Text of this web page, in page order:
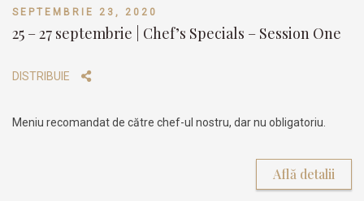
SEPTEMBRIE 23, 2020
25 – 27 septembrie | Chef’s Specials – Session One
DISTRIBUIE
Meniu recomandat de către chef-ul nostru, dar nu obligatoriu.
Află detalii